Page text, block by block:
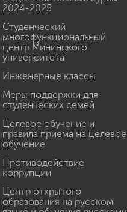
2024-2025
Студенческий
многофункциональный
центр Мининского
университета
Инженерные классы
Меры поддержки для
студенческих семей
Целевое обучение и
правила приема на целевое
обучение
Противодействие
коррупции
Центр открытого
образования на русском